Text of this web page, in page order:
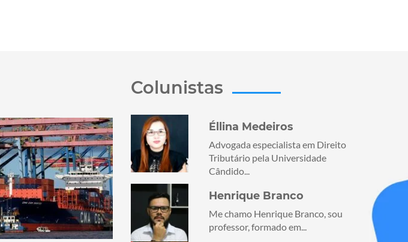
Colunistas
Éllina Medeiros
Advogada especialista em Direito
Tributário pela Universidade
Cândido...
Henrique Branco
Me chamo Henrique Branco, sou
professor, formado em...